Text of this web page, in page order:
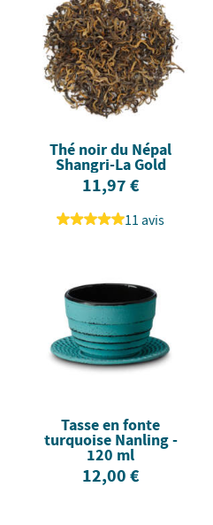
Thé noir du Népal
Shangri-La Gold
11,97 €
11 avis
Tasse en fonte
turquoise Nanling -
120 ml
12,00 €